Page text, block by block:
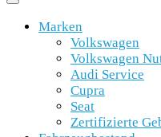
Marken
Volkswagen
Volkswagen
Audi Service
Cupra
Seat
Zertifizierte